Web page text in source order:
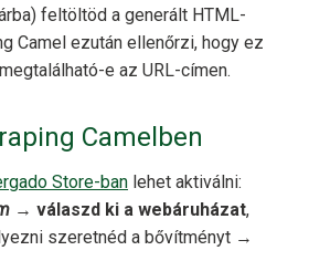
feltöltöd a generált HTML-
Camel ezután ellenőrzi, hogy ez
e az URL-címen.
Camelben
Store-ban lehet aktiválni:
→ válaszd ki a webáruházat,
szeretnéd a bővítményt →